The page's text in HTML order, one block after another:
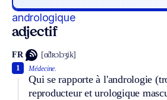
andrologique
adjectif
FR [ɑ̃dʀɔlɔʒik]
Médecine.
Qui se rapporte à l'andrologie
reproducteur et urologique
1